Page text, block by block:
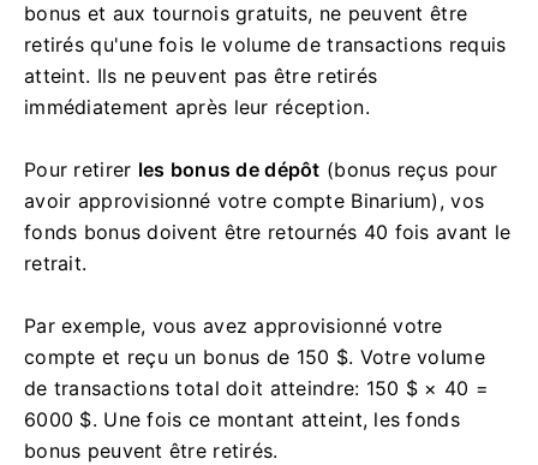
bonus et aux tournois gratuits, ne peuvent être
retirés qu'une fois le volume de transactions requis
atteint. Ils ne peuvent pas être retirés
immédiatement après leur réception.
Pour retirer les bonus de dépôt (bonus reçus pour
avoir approvisionné votre compte Binarium), vos
fonds bonus doivent être retournés 40 fois avant le
retrait.
Par exemple, vous avez approvisionné votre
compte et reçu un bonus de 150 $. Votre volume
de transactions total doit atteindre: 150 $ × 40 =
6000 $. Une fois ce montant atteint, les fonds
bonus peuvent être retirés.